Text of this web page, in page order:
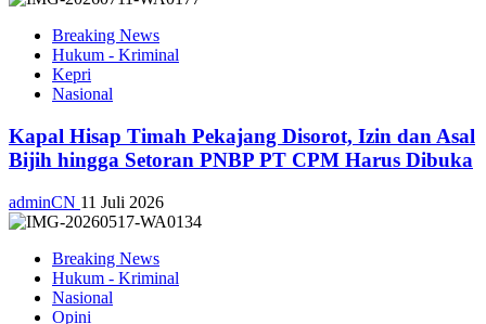
Breaking News
Hukum - Kriminal
Kepri
Nasional
Kapal Hisap Timah Pekajang Disorot, Izin dan Asal
Bijih hingga Setoran PNBP PT CPM Harus Dibuka
adminCN 11 Juli 2026
Breaking News
Hukum - Kriminal
Nasional
Opini